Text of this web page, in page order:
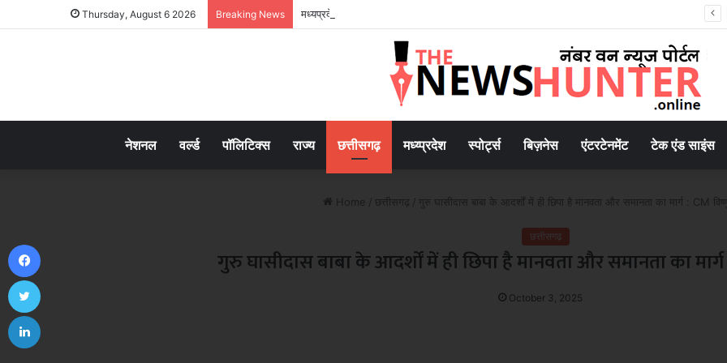
Thursday, August 6 2026 Breaking News मध्यप्रदेश में सृजन संवाद अभियान का शुभारंभ
नेशनल वर्ल्ड पॉलिटिक्स राज्य छत्तीसगढ़ मध्य्प्रदेश स्पोर्ट्स बिज़नेस एंटरटेनमेंट टेक एंड साइंस
Home / छत्तीसगढ़ / गुरु घासीदास बाबा के आदर्शों में ही छिपा है मानवता और समानता का मार्ग : CM
छत्तीसगढ़
गुरु घासीदास बाबा के आदर्शों में ही छिपा है मानवता और समानता का
October 3, 2025